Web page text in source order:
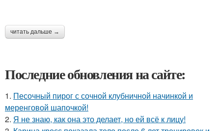
читать дальше →
Последние обновления на сайте:
1. Песочный пирог с сочной клубничной начинкой и
меренговой шапочкой!
2. Я не знаю, как она это делает, но ей всё к лицу!